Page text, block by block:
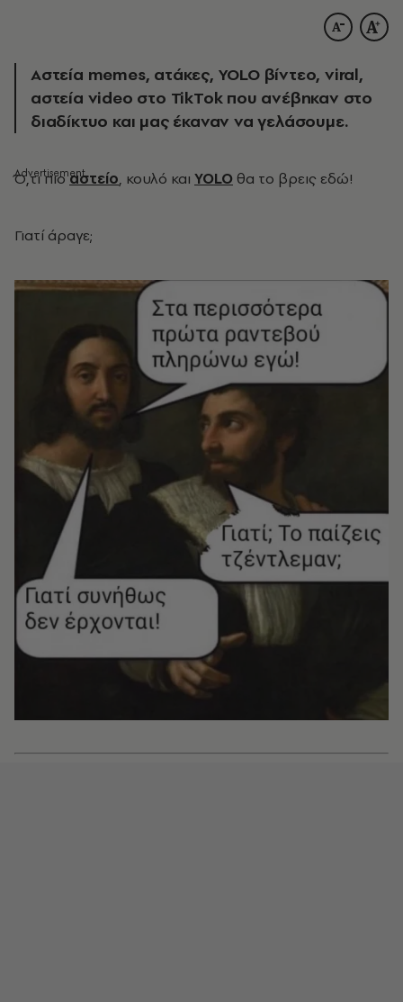
Αστεία memes, ατάκες, YOLO βίντεο, viral,
αστεία video στο TikTok που ανέβηκαν στο
διαδίκτυο και μας έκαναν να γελάσουμε.
Ό,τι πιοαστείο, κουλό και YOLO θα το βρεις εδώ!
Γιατί άραγε;